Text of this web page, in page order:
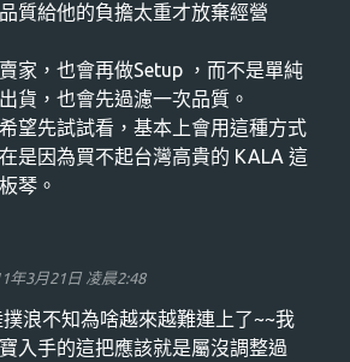
質給他的負擔太重才放棄經營
家，也會再做Setup ，而不是單純
貨，也會先過濾一次品質。
望先試試看，基本上會用這種方式
是因為買不起台灣高貴的 KALA 這
琴。
年3月21日 凌晨2:48
浪不知為啥越來越難連上了~~我
入手的這把應該就是屬沒調整過